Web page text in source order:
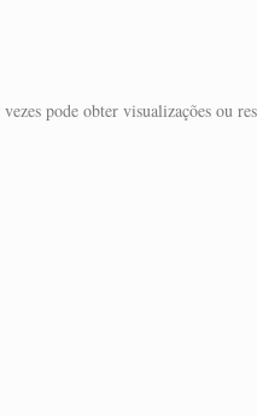
pode obter visualizações ou